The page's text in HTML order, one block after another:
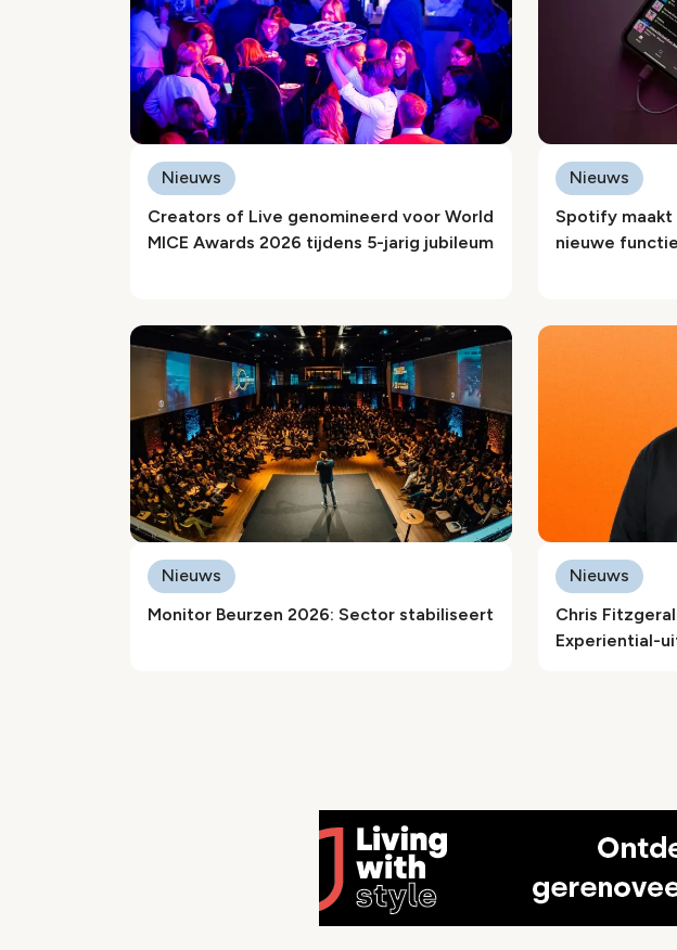
Creators of Live genomineerd voor World
MICE Awards 2026 tijdens 5-jarig jubileum
Nieuws
Spotify
nieuwe
Nieuws
Monitor Beurzen 2026: Sector stabiliseert
Nieuws
Chris
Experiential-
Nieuws